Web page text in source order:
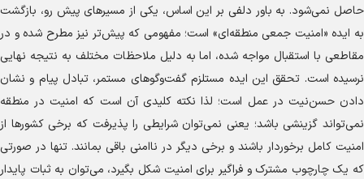
حاصل نمی‌شود. به باور دلفی بر این اساس، یکی از مسیر‌های پیش رو، بازگشت
به ایده «امنیت جمعی منطقه‌ای» است؛ مفهومی که پیش‌تر نیز مطرح شده و در
مقاطعی با استقبال مواجه شده، اما به دلیل ملاحظات مختلف به نتیجه نهایی
نرسیده است. تحقق این ایده مستلزم گفت‌و‌گو‌های مستمر، تبادل پیام و نشان
دادن حسن‌نیت در عمل است؛ لذا نکته کلیدی آن است که امنیت در منطقه
نمی‌تواند گزینشی باشد؛ یعنی نمی‌توان شرایطی را پذیرفت که برخی کشور‌ها از
امنیت کامل برخوردار باشند و برخی دیگر در ناامنی باقی بمانند. تنها در صورتی
که یک چارچوب مشترک و فراگیر برای امنیت شکل بگیرد، می‌توان به ثبات پایدار